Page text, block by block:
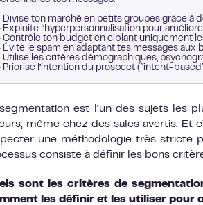
Divise ton marché en petits groupes grâce à
Exploite l’hyperpersonnalisation pour
Contrôle ton budget en ciblant uniquement
Évite le spam en adaptant tes messages
Utilise les critères démographiques,
Priorise l’intention du prospect (“intent-
est l’un des sujets les
même chez des sales avertis. Et
une méthodologie très stricte
consiste à définir les bons
sont les critères de
les définir et les utiliser pour